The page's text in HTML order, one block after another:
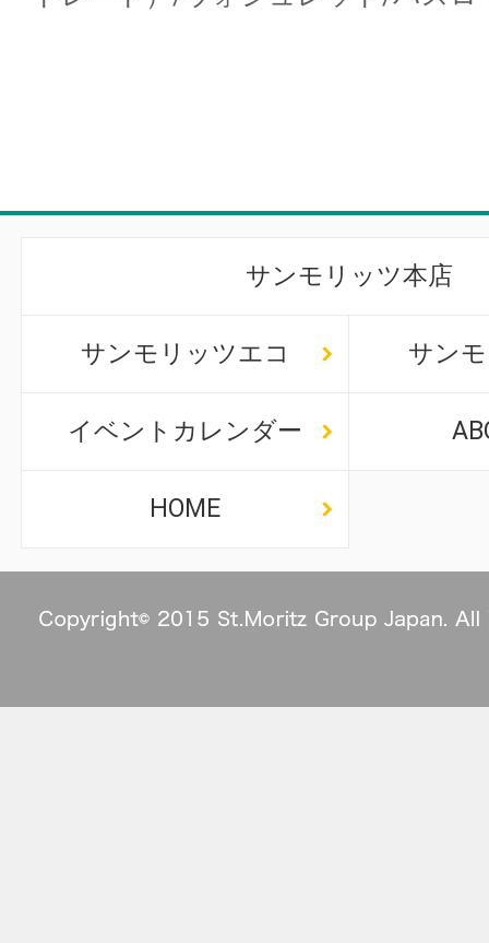
サンモリッツ本店
サンモリッツエコ サン
イベントカレンダー
HOME